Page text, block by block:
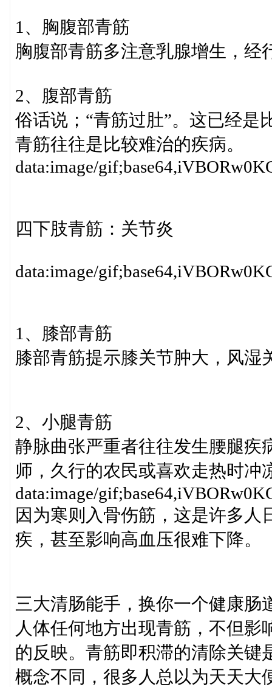
1、胸腹部青筋
胸腹部青筋多注意乳腺增生，经
2、腹部青筋
俗话说；“青筋过肚”。这已经是
青筋往往是比较难治的疾病。
data:image/
四下肢青筋：关节炎
data:image/
1、膝部青筋
膝部青筋提示膝关节肿大，风湿
2、小腿青筋
静脉曲张严重者往往发生腰腿疾
师，久行的农民或喜欢走热时冲
data:image/
因为寒则入骨伤筋，这是许多
疾，甚至影响高血压很难下降。
三大清肠能手，换你一个健康肠
人体任何地方出现青筋，不但
的反映。青筋即积滞的清除关键
概念不同，很多人总以为天天大